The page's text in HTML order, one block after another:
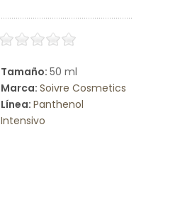
Tamaño: 50 ml
Marca: Soivre Cosmetics
Línea: Panthenol
Intensivo